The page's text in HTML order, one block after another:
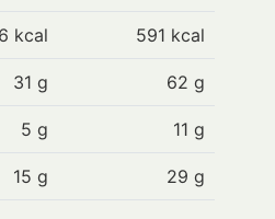
kcal 591 kcal
31 g 62 g
5 g 11 g
15 g 29 g